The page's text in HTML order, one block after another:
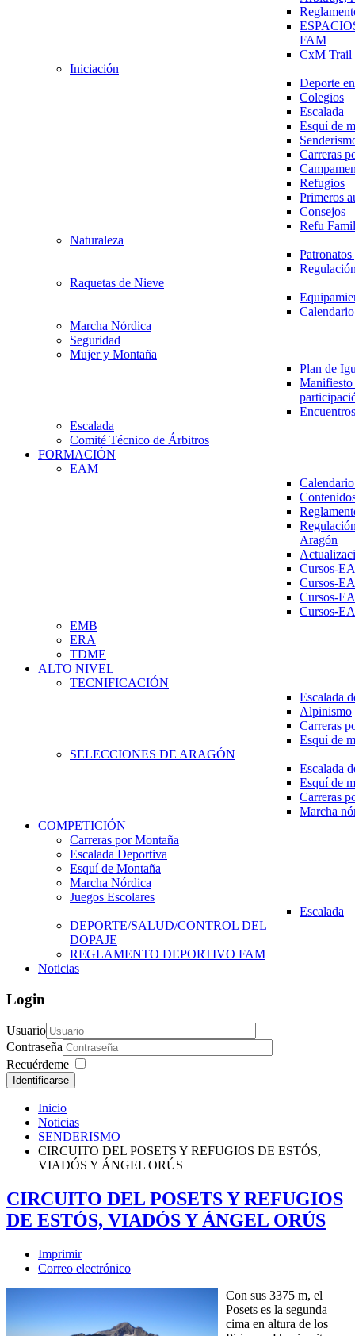
FAM
CxM
Iniciación
Deporte
Colegios
Escalada
Esquí de
Carreras
Refugios
Primeros
Consejos
Refu
Naturaleza
Raquetas de Nieve
Calendario
Marcha Nórdica
Seguridad
Mujer y Montaña
Plan de
Escalada
Comité Técnico de Árbitros
FORMACIÓN
EAM
Aragón
Cursos-
Cursos-
Cursos-
Cursos-
EMB
ERA
TDME
ALTO NIVEL
TECNIFICACIÓN
Escalada
Alpinismo
Carreras
Esquí de
SELECCIONES DE ARAGÓN
Escalada
Esquí de
Carreras
Marcha
COMPETICIÓN
Carreras por Montaña
Escalada Deportiva
Esquí de Montaña
Marcha Nórdica
Juegos Escolares
Escalada
DEPORTE/SALUD/CONTROL DEL
DOPAJE
REGLAMENTO DEPORTIVO FAM
Noticias
Login
Usuario
Contraseña
Recuérdeme
Identificarse
Inicio
Noticias
SENDERISMO
CIRCUITO DEL POSETS Y REFUGIOS DE ESTÓS,
VIADÓS Y ÁNGEL ORÚS
CIRCUITO DEL POSETS Y REFUGIOS
DE ESTÓS, VIADÓS Y ÁNGEL ORÚS
Imprimir
Correo electrónico
Con sus 3375 m, el
Posets es la segunda
cima en altura de los